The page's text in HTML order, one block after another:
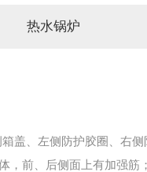
热水锅炉
盖、左侧防护胶圈、右侧
，前、后侧面上有加强筋